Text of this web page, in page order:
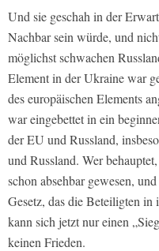
Und sie geschah in der
Nachbar sein würde, und
möglichst schwachen
Element in der Ukraine war
des europäischen Elements
war eingebettet in ein
der EU und Russland,
und Russland. Wer
schon absehbar gewesen,
Gesetz, das die Beteiligten
kann sich jetzt nur einen
keinen Frieden.